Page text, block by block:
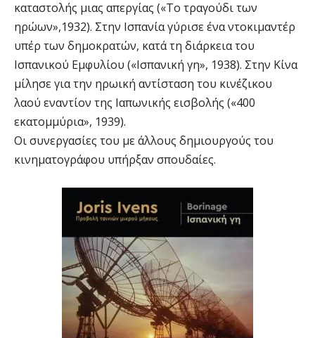
καταστολής μιας απεργίας («Το τραγούδι των
ηρώων»,1932). Στην Ισπανία γύρισε ένα ντοκιμαντέρ
υπέρ των δημοκρατών, κατά τη διάρκεια του
Ισπανικού Εμφυλίου («Ισπανική γη», 1938). Στην Κίνα
μίλησε για την ηρωική αντίσταση του κινέζικου
λαού εναντίον της Ιαπωνικής εισβολής («400
εκατομμύρια», 1939).
Οι συνεργασίες του με άλλους δημιουργούς του
κινηματογράφου υπήρξαν σπουδαίες.